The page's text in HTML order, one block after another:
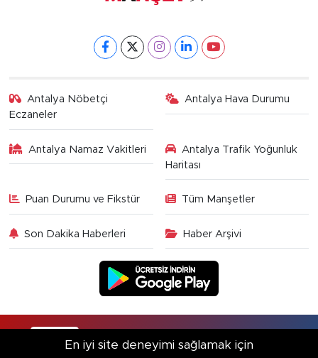
Antalya Nöbetçi
Eczaneler
Antalya Hava Durumu
Antalya Namaz Vakitleri
Antalya Trafik Yoğunluk
Haritası
Puan Durumu ve Fikstür Tüm Manşetler
Son Dakika Haberleri Haber Arşivi
En iyi site deneyimi sağlamak için